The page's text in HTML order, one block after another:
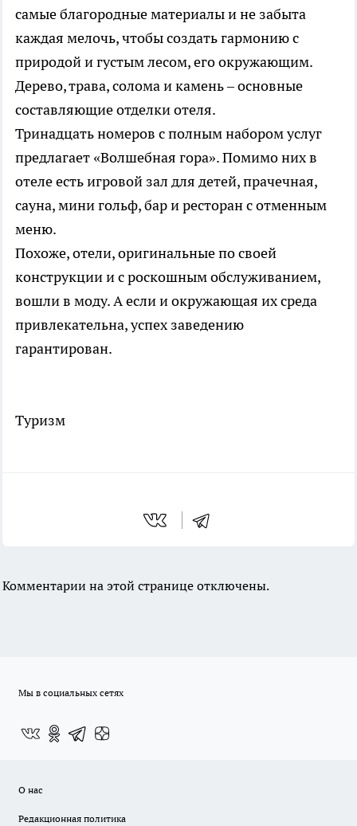
самые благородные материалы и не забыта
каждая мелочь, чтобы создать гармонию с
природой и густым лесом, его окружающим.
Дерево, трава, солома и камень – основные
составляющие отделки отеля.
Тринадцать номеров с полным набором услуг
предлагает «Волшебная гора». Помимо них в
отеле есть игровой зал для детей, прачечная,
сауна, мини гольф, бар и ресторан с отменным
меню.
Похоже, отели, оригинальные по своей
конструкции и с роскошным обслуживанием,
вошли в моду. А если и окружающая их среда
привлекательна, успех заведению
гарантирован.
Туризм
Комментарии на этой странице отключены.
Мы в социальных сетях
О нас
Редакционная политика